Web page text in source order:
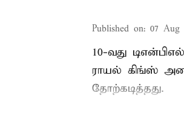
Published on: 07 Aug
10-வது
ராயல் கிங்ஸ்
தோற்கடித்தது.